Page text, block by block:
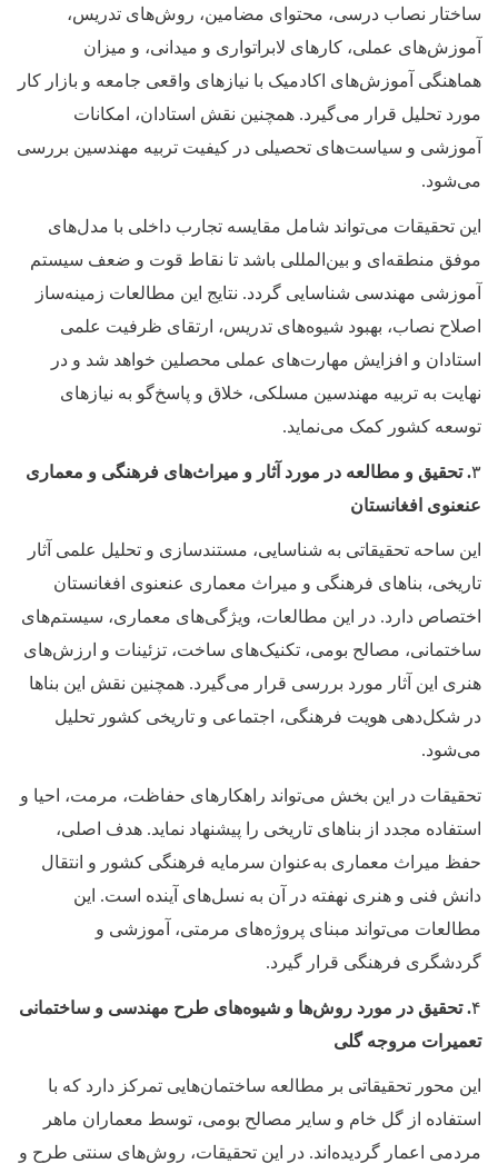
ساختار نصاب درسی، محتوای مضامین، روش‌های تدریس،
آموزش‌های عملی، کارهای لابراتواری و میدانی، و میزان
هماهنگی آموزش‌های اکادمیک با نیازهای واقعی جامعه و بازار کار
مورد تحلیل قرار می‌گیرد. همچنین نقش استادان، امکانات
آموزشی و سیاست‌های تحصیلی در کیفیت تربیه مهندسین بررسی
می‌شود.
این تحقیقات می‌تواند شامل مقایسه تجارب داخلی با مدل‌های
موفق منطقه‌ای و بین‌المللی باشد تا نقاط قوت و ضعف سیستم
آموزشی مهندسی شناسایی گردد. نتایج این مطالعات زمینه‌ساز
اصلاح نصاب، بهبود شیوه‌های تدریس، ارتقای ظرفیت علمی
استادان و افزایش مهارت‌های عملی محصلین خواهد شد و در
نهایت به تربیه مهندسین مسلکی، خلاق و پاسخ‌گو به نیازهای
توسعه کشور کمک می‌نماید.
۳. تحقیق و مطالعه در مورد آثار و میراث‌های فرهنگی و معماری
عنعنوی افغانستان
این ساحه تحقیقاتی به شناسایی، مستندسازی و تحلیل علمی آثار
تاریخی، بناهای فرهنگی و میراث معماری عنعنوی افغانستان
اختصاص دارد. در این مطالعات، ویژگی‌های معماری، سیستم‌های
ساختمانی، مصالح بومی، تکنیک‌های ساخت، تزئینات و ارزش‌های
هنری این آثار مورد بررسی قرار می‌گیرد. همچنین نقش این بناها
در شکل‌دهی هویت فرهنگی، اجتماعی و تاریخی کشور تحلیل
می‌شود.
تحقیقات در این بخش می‌تواند راهکارهای حفاظت، مرمت، احیا و
استفاده مجدد از بناهای تاریخی را پیشنهاد نماید. هدف اصلی،
حفظ میراث معماری به‌عنوان سرمایه فرهنگی کشور و انتقال
دانش فنی و هنری نهفته در آن به نسل‌های آینده است. این
مطالعات می‌تواند مبنای پروژه‌های مرمتی، آموزشی و
گردشگری فرهنگی قرار گیرد.
۴. تحقیق در مورد روش‌ها و شیوه‌های طرح مهندسی و ساختمانی
تعمیرات مروجه گلی
این محور تحقیقاتی بر مطالعه ساختمان‌هایی تمرکز دارد که با
استفاده از گل خام و سایر مصالح بومی، توسط معماران ماهر
مردمی اعمار گردیده‌اند. در این تحقیقات، روش‌های سنتی طرح و